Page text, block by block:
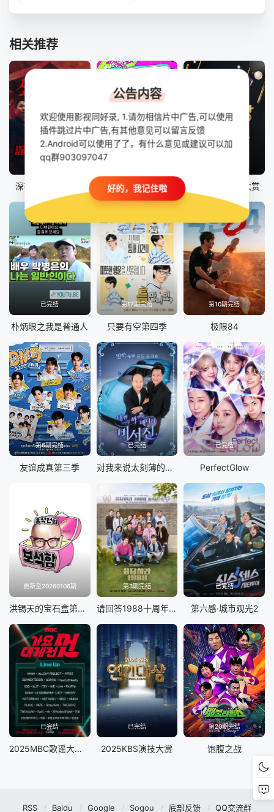
相关推荐
更新至03集
深夜怪谈会第六季 2025KBS演艺大赏 2025SBS演艺大赏
已完结
朴炳垠之我是普通人
第17期完结
只要有空第四季
第10期完结
极限84
第6期完结
友谊成真第三季
已完结
对我来说太刻薄的经纪人-秘书镇
已完结
PerfectGlow
更新至20260106期
洪锡天的宝石盒第四季
第3期完结
请回答1988十周年MT
已完结
第六感·城市观光2
已完结
2025MBC歌谣大祭典
已完结
2025KBS演技大赏
第20期完结
饱腹之战
RSS Baidu Google Sogou 底部反馈 QQ交流群
公告内容
欢迎使用影视同好录, 1.请勿相信片中广告,可以使用
插件跳过片中广告,有其他意见可以留言反馈
2.Android可以使用了了，有什么意见或建议可以加
qq群903097047
好的，我记住啦